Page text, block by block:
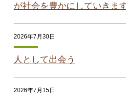
が社会を豊かにしていきます
2026年7月30日
人として出会う
2026年7月15日